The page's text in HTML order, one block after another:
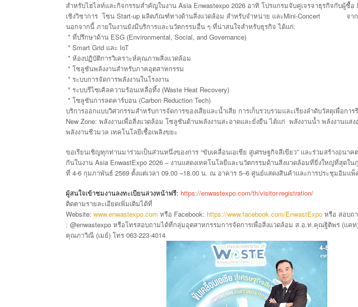
สำหรับไฮไลท์และกิจกรรมสำคัญในงานAsia Enwastexpo 2026 อาทิ โปรแกรมจับคู่เจรจาธุรกิจกับผู้ซื้อ
เชิงวิชาการ โซนStart-up ผลิตภัณฑ์ทางด้านสิ่งแวดล้อม สำหรับจำหน่าย และMini-Concert
จา
นอกจากนี้ ภายในงานยังมีบริการและนวัตกรรมอื่น ๆ ที่น่าสนใจสำหรับธุรกิจ ได้แก่:
* ที่ปรึกษาด้านESG (Environmental, Social, and Governance)
* Smart Grid และ IoT
* ห้องปฏิบัติการวิเคราะห์คุณภาพสิ่งแวดล้อม
* โซลูชันพลังงานสำหรับภาคอุตสาหกรรม
* ระบบการจัดการพลังงานในโรงงาน
* ระบบรีไซเคิลความร้อนเหลือทิ้ง(Waste Heat Recovery)
* โซลูชันการลดคาร์บอน(Carbon Reduction Tech)
บริการออกแบบวิศวกรรมสำหรับการจัดการของเสียและน้ำเสีย การเก็บรวบรวมและเรียงลำดับวัสดุเพื่อการ
New Zone: พลังงานเพื่อสิ่งแวดล้อม โซลูชันด้านพลังงานสะอาดและยั่งยืน ได้แก่ พลังงานน้ำ พลังงานแสง
พลังงานชีวมวล เทคโนโลยีเชื้อเพลิงขยะ
ขอเรียนเชิญทุกท่านมาร่วมเป็นส่วนหนึ่งของการ“ขับเคลื่อนเอเชีย สู่เศรษฐกิจสีเขียว” และร่วมสร้างอนาค
กันในงานAsia EnwastExpo 2026 – งานแสดงเทคโนโลยีและนวัตกรรมด้านสิ่งแวดล้อมที่ยิ่งใหญ่ที่สุดใน
ที่ 4-6 กุมภาพันธ์2569 ตั้งแต่เวลา 09.00 –18.00 น. ณ อาคาร5–6 ศูนย์แสดงสินค้าและการประชุมอิมแพ็
ผู้สนใจเข้าชมงานลงทะเบียนล่วงหน้าฟรี: https://enwastexpo.com/th/visitor-registration/
ติดตามรายละเอียดเพิ่มเติมได้ที่
Website: www.enwastexpo.com หรือ Facebook: https://www.facebook.com/EnwastExpo หรือ สอบถ
: @enwastexpo หรือโทรสอบถามได้ที่กลุ่มอุตสาหกรรมการจัดการเพื่อสิ่งแวดล้อม ส.อ.ท.คุณฐิติพร(แคท
คุณภาวิณี(เมย์) โทร063-223-4014